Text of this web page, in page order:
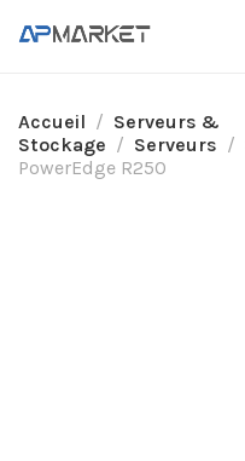
Accueil
Serveurs &
Stockage
Serveurs
PowerEdge R250